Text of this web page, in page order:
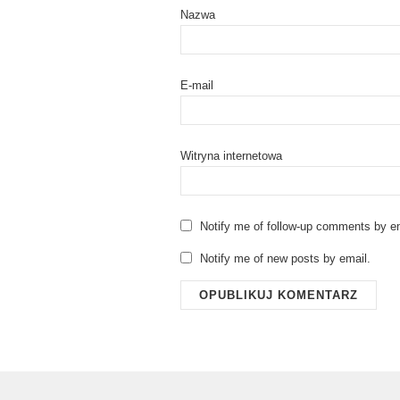
Nazwa
E-mail
Witryna internetowa
Notify me of follow-up comments by
Notify me of new posts by email.